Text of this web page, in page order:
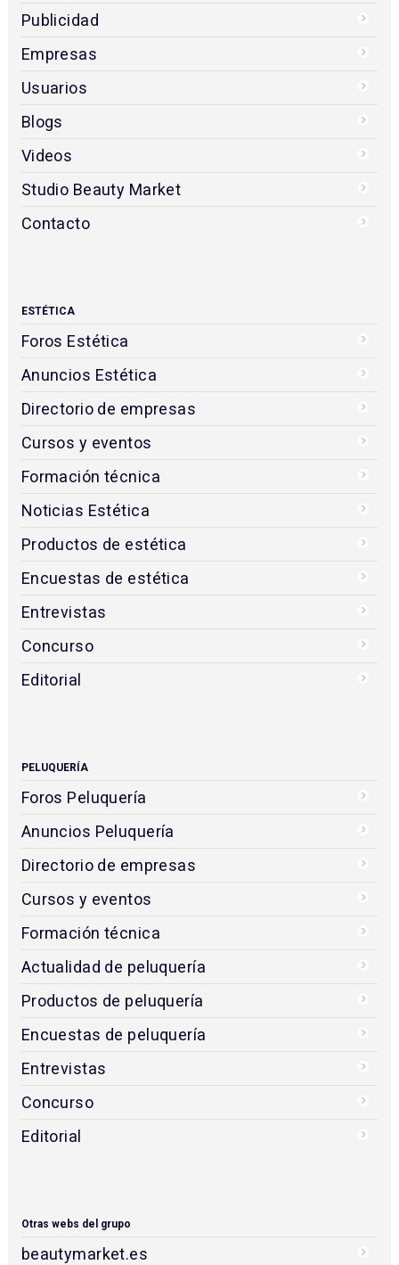
Publicidad
Empresas
Usuarios
Blogs
Videos
Studio Beauty Market
Contacto
ESTÉTICA
Foros Estética
Anuncios Estética
Directorio de empresas
Cursos y eventos
Formación técnica
Noticias Estética
Productos de estética
Encuestas de estética
Entrevistas
Concurso
Editorial
PELUQUERÍA
Foros Peluquería
Anuncios Peluquería
Directorio de empresas
Cursos y eventos
Formación técnica
Actualidad de peluquería
Productos de peluquería
Encuestas de peluquería
Entrevistas
Concurso
Editorial
Otras webs del grupo
beautymarket.es